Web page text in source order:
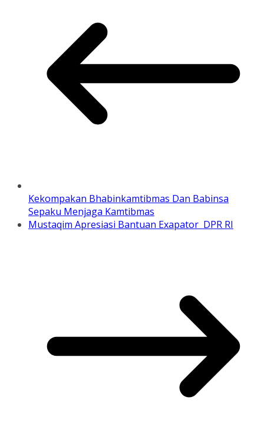
Kekompakan Bhabinkamtibmas Dan Babinsa
Sepaku Menjaga Kamtibmas
Mustaqim Apresiasi Bantuan Exapator DPR RI